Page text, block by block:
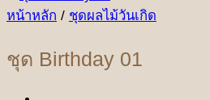
หน้าหลัก / ชุดผลไม้วันเกิด
ชุด Birthday 01